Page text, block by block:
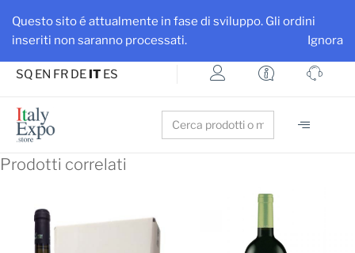
Questo sito é attualmente in fase di sviluppo. Gli ordini
inseriti non saranno processati.
Ignora
Ottieni maggiore visibilità per la tua azienda e i tuoi prodotti
Iscriviti su ItalyExpo
SQ EN FR DE IT ES
Search
for:
Prodotti correlati